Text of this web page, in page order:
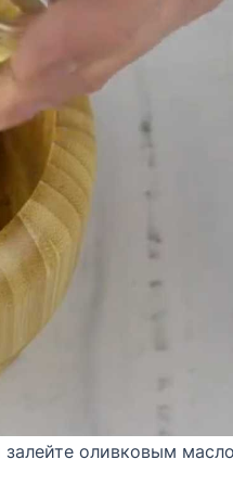
оливковым